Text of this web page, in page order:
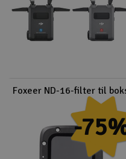
-
Foxeer ND-16-filter til